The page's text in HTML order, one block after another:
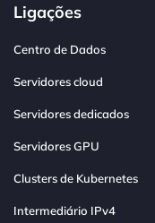
Ligações
Centro de Dados
Servidores cloud
Servidores dedicados
Servidores GPU
Clusters de Kubernetes
Intermediário IPv4